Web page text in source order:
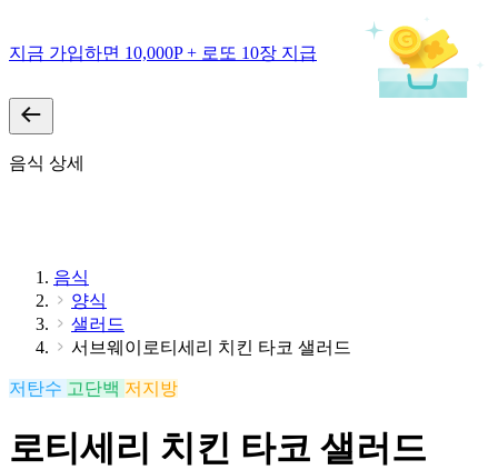
지금 가입하면 10,000P + 로또 10장 지급
음식 상세
음식
양식
샐러드
서브웨이로티세리 치킨 타코 샐러드
저탄수 고단백 저지방
로티세리 치킨 타코 샐러드